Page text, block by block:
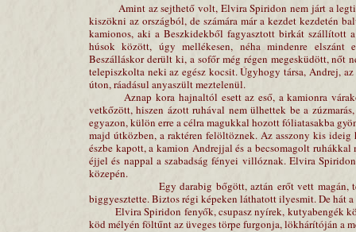
Amint az sejthető volt, Elvira Spiridon nem járt a
kiszökni az országból, de számára már a kezdet kezdetén
kamionos, aki a Beszkidekből fagyasztott birkát szállított
húsok között, úgy mellékesen, néha mindenre elszánt
Beszálláskor derült ki, a sofőr még régen megesküdött, nőt
telepiszkolta neki az egész kocsit. Úgyhogy társa, Andrej,
úton, ráadásul anyaszült meztelenül.
Aznap kora hajnaltól esett az eső, a kamionra
vetkőzött, hiszen ázott ruhával nem ülhettek be a
egyazon, külön erre a célra magukkal hozott fóliatasakba
majd útközben, a raktéren felöltöznek. Az asszony kis
észbe kapott, a kamion Andrejjal és a becsomagolt
éjjel és nappal a szabadság fényei villóznak. Elvira
közepén.
Egy darabig bőgött, aztán erőt vett magán, tépett
biggyesztette. Biztos régi képeken láthatott ilyesmit. De hát
Elvira Spiridon fenyők, csupasz nyírek, kutyabengék
köd mélyén föltűnt az üveges törpe furgonja, lökhárítóján a